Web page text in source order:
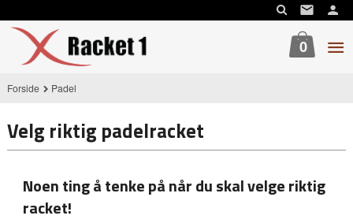
til
innholdet
0
Forside Padel
Velg riktig padelracket
Noen ting å tenke på når du skal velge riktig
racket!